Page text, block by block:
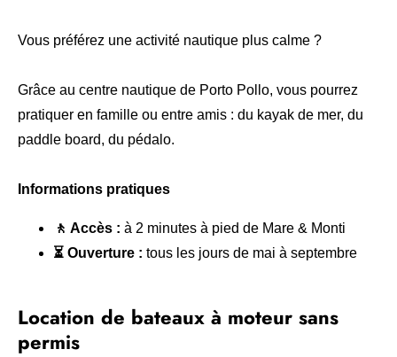
Vous préférez une activité nautique plus calme ?
Grâce au centre nautique de Porto Pollo, vous pourrez
pratiquer en famille ou entre amis : du kayak de mer, du
paddle board, du pédalo.
Informations pratiques
🚶 Accès : à 2 minutes à pied de Mare & Monti
⏳ Ouverture : tous les jours de mai à septembre
Location de bateaux à moteur sans
permis